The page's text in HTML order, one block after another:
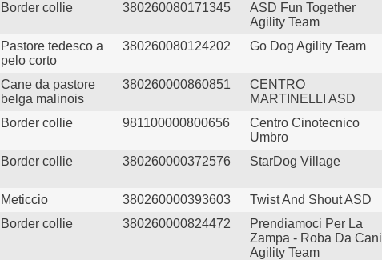
Border collie 380260080171345
ASD Fun Together
Agility Team
Pastore tedesco a
pelo corto
380260080124202 Go Dog Agility Team
Cane da pastore
belga malinois
380260000860851
CENTRO
MARTINELLI ASD
Border collie 981100000800656
Centro Cinotecnico
Umbro
Border collie 380260000372576 StarDog Village
Meticcio 380260000393603 Twist And Shout ASD
Border collie 380260000824472
Prendiamoci Per La
Zampa - Roba Da Cani
Agility Team